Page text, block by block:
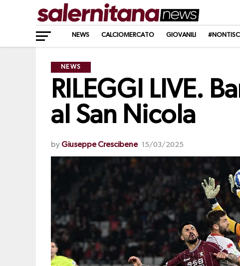
NEWS CALCIOMERCATO GIOVANILI
NEWS
RILEGGI LIVE.
al San Nicola
by Giuseppe Crescibene 15/03/2025